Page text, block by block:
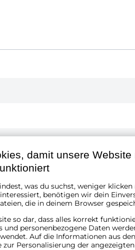
damit unsere Website
was du suchst, weniger
benötigen wir dein
die in deinem Browser
so dar, dass alles korrekt
personenbezogene Daten
Auf die Informationen aus
Personalisierung der